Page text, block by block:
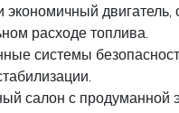
расходе топлива.
системы
салон с продуманной